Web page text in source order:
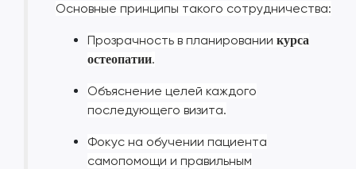
Основные принципы такого сотрудничества:
Прозрачность в планировании курса
остеопатии.
Объяснение целей каждого
последующего визита.
Фокус на обучении пациента
самопомощи и правильным